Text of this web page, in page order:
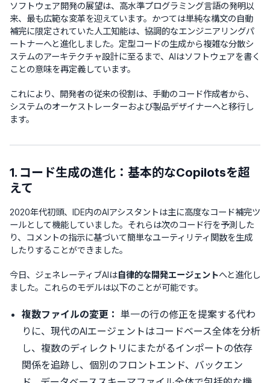
ソフトウェア開発の展望は、高水準プログラミング言語の発明以
来、最も広範な変革を迎えています。かつては単純な構文の自動
補完に限定されていた人工知能は、協調的なエンジニアリングパ
ートナーへと進化しました。定型コードの生成から複雑な分散シ
ステムのアーキテクチャ設計に至るまで、AIはソフトウェアを書く
ことの意味を再定義しています。
これにより、開発者の従来の役割は、手動のコード作成者から、
システムのオーケストレーターおよび製品デザイナーへと移行し
ます。
1. コード生成の進化：基本的なCopilotsを超
えて
2020年代初頭、IDE内のAIアシスタントは主に高度なコード補完ツ
ールとして機能していました。それらは次のコード行を予測した
り、コメントの指示に基づいて簡単なユーティリティ関数を生成
したりすることができました。
今日、ジェネレーティブAIは自律的な開発エージェントへと進化し
ました。これらのモデルは以下のことが可能です。
複数ファイルの変更： 単一の行の修正を提案する代わ
りに、現代のAIエージェントはコードベース全体を分析
し、複数のディレクトリにまたがるインポートの依存
関係を追跡し、個別のフロントエンド、バックエン